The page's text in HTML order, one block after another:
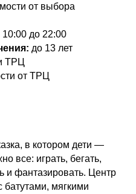
от выбора
до 22:00
до 13 лет
ТРЦ
от ТРЦ
в котором дети —
все: играть, бегать,
и фантазировать. Центр
батутами, мягкими